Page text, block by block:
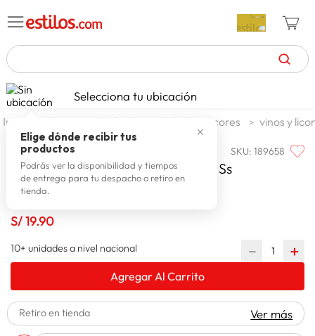
TÉRMINOS MÁS BUSCADOS
1. celulares
2. zapatillas mujer
3. zapatillas hombre
4. moda
9 cocina
10 lavadora
Selecciona tu ubicación
✕
Elige dónde recibir tus
productos
Podrás ver la disponibilidad y tiempos
de entrega para tu despacho o retiro en
tienda.
alimentos y bebidas bebidas y licores vinos y
HACIENDA DEL ABUELO SKU:189658
Hacienda Del Abuelo Vino Blanco Ss
S/19.90
10+ unidades a nivel nacional ＋
－
Agregar Al Carrito
Retiro en tienda Ver más